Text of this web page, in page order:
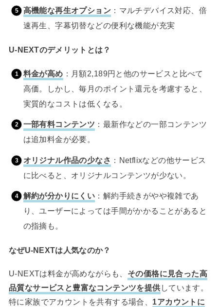
高機能な再生オプション ：マルチデバイス対応、倍
速再生、字幕切替などの便利な機能が充実
U-NEXTのデメリットとは？
料金が高め ：月額2,189円と他のサービスと比べて
高価。しかし、毎月のポイント還元を考慮すると、
実質的なコストは低くなる。
一部有料コンテンツ ：最新作などの一部コンテンツ
は追加料金が必要。
オリジナル作品の少なさ ：Netflixなどの他サービス
に比べると、オリジナルコンテンツが少ない。
解約が分かりにくい ：解約手続きがやや複雑であ
り、ユーザーによっては手間がかかることがあると
の指摘も。
なぜU-NEXTは人気なのか？
U-NEXTは料金が高めながらも、 その価格に見合った高
品質なサービスと豊富なコンテンツを提供 しています。
特に家族でアカウントを共有する場合、 1アカウントに